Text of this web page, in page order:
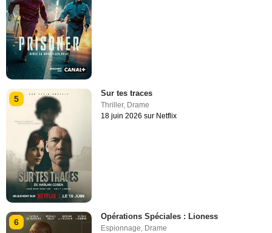
5
Sur tes traces
Thriller, Drame
18 juin 2026 sur Netflix
6
Opérations Spéciales : Lioness
Espionnage, Drame